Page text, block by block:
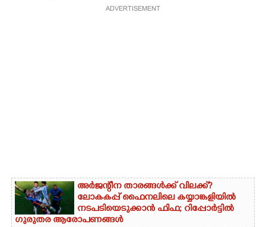
ADVERTISEMENT
അർജന്റീന താരങ്ങൾക്ക് വിലക്ക്?
ലോകകപ്പ് ഫൈനലിലെ കയ്യാങ്കളിയിൽ
നടപടിയെടുക്കാൻ ഫിഫ; റിപ്പോർട്ടിൽ
ഗുരുതര ആരോപണങ്ങൾ